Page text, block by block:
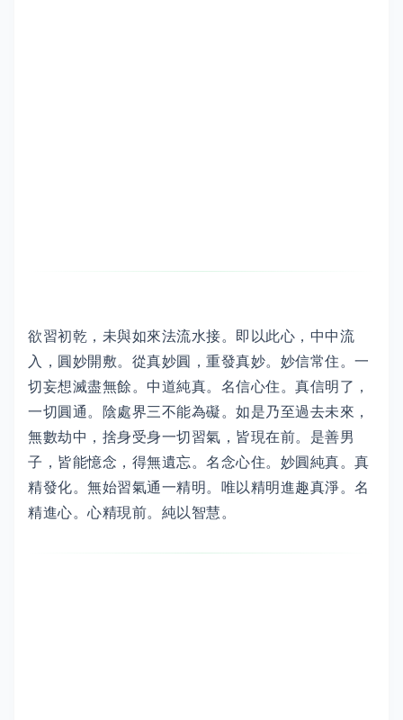
欲習初乾，未與如來法流水接。即以此心，中中流
入，圓妙開敷。從真妙圓，重發真妙。妙信常住。一
切妄想滅盡無餘。中道純真。名信心住。真信明了，
一切圓通。陰處界三不能為礙。如是乃至過去未來，
無數劫中，捨身受身一切習氣，皆現在前。是善男
子，皆能憶念，得無遺忘。名念心住。妙圓純真。真
精發化。無始習氣通一精明。唯以精明進趣真淨。名
精進心。心精現前。純以智慧。